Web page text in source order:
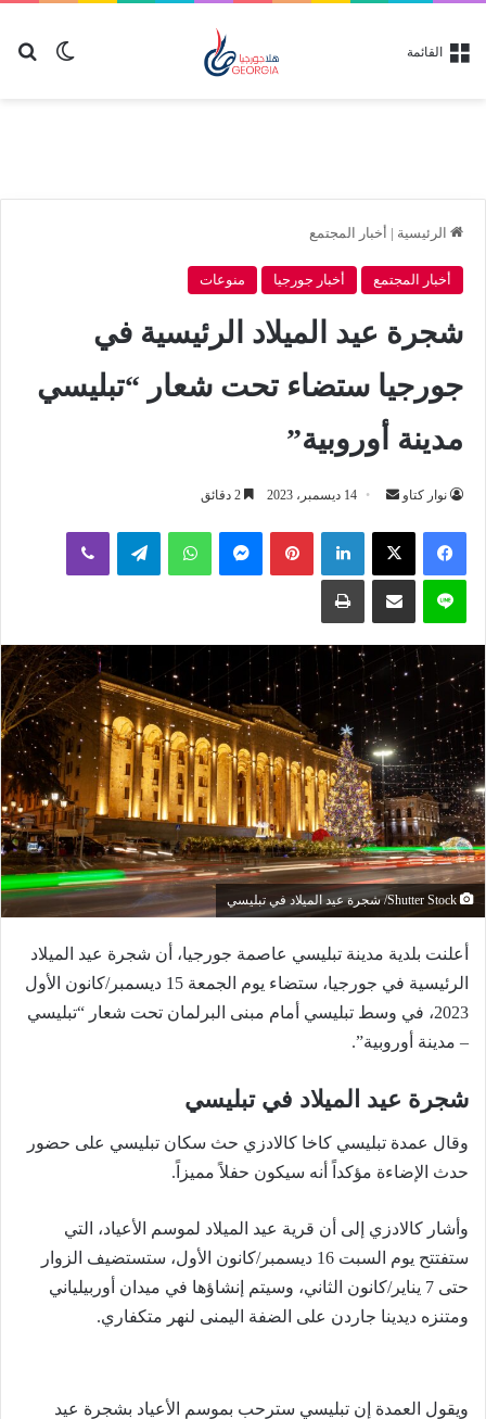
الوضع القائمة
الرئيسية | أخبار المجتمع
أخبار المجتمع أخبار جورجيا منوعات
شجرة عيد الميلاد الرئيسية في
جورجيا ستضاء تحت شعار “تبليسي
مدينة أوروبية”
نوار كتاو
أرسل
إلكترونيا
14 ديسمبر، 2023
لينكدإن بينتيريستماسنجر واتساب تيلقرام ڤايبر
لاين مشاركة عبر البريد طباعة
أعلنت بلدية مدينة تبليسي عاصمة جورجيا، أن شجرة عيد الميلاد
الرئيسية في جورجيا، ستضاء يوم الجمعة 15 ديسمبر/كانون الأول
2023، في وسط تبليسي أمام مبنى البرلمان تحت شعار “تبليسي
– مدينة أوروبية”.
شجرة عيد الميلاد في تبليسي
وقال عمدة تبليسي كاخا كالادزي حث سكان تبليسي على حضور
حدث الإضاءة مؤكداً أنه سيكون حفلاً مميزاً.
وأشار كالادزي إلى أن قرية عيد الميلاد لموسم الأعياد، التي
ستفتتح يوم السبت 16 ديسمبر/كانون الأول، ستستضيف الزوار
حتى 7 يناير/كانون الثاني، وسيتم إنشاؤها في ميدان أوربيلياني
ومتنزه ديدينا جاردن على الضفة اليمنى لنهر متكفاري.
ويقول العمدة إن تبليسي سترحب بموسم الأعياد بشجرة عيد